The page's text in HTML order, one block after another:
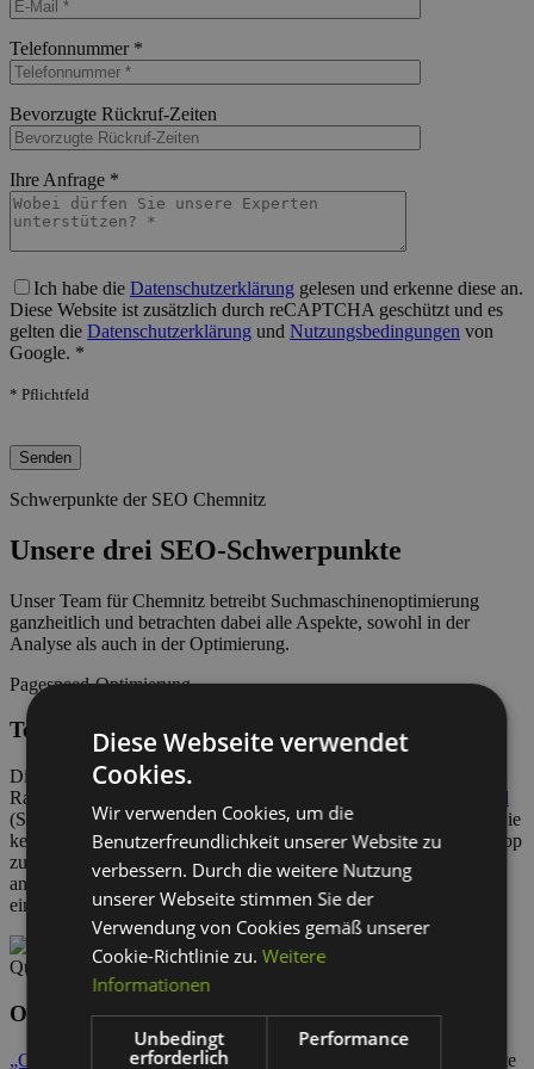
Telefonnummer *
Bevorzugte Rückruf-Zeiten
Ihre Anfrage *
Ich habe die Datenschutzerklärung gelesen und erkenne diese an.
Diese Website ist zusätzlich durch reCAPTCHA geschützt und es
gelten die Datenschutzerklärung und Nutzungsbedingungen von
Google. *
* Pflichtfeld
Schwerpunkte der SEO Chemnitz
Unsere drei SEO-Schwerpunkte
Unser Team für Chemnitz betreibt Suchmaschinenoptimierung
ganzheitlich und betrachten dabei alle Aspekte, sowohl in der
Analyse als auch in der Optimierung.
Pagespeed-Optimierung
Technische SEO
Die Performance Ihrer Website hat großen Einfluss auf Ihre
Rankings bei Google und anderen Suchmaschinen. Ihr
PageSpeed
(Seiten Ladegeschwindigkeit) ist dabei besonders wichtig, damit Sie
keine potenziellen Besucher verlieren, weil Ihre Webseite oder Shop
zu langsam laden. Die Technischen SEO-Experten für Chemnitz
analysieren dazu den Ist-Stand Ihrer Website & Shop und erstellt
eine ToDo-Liste zur Umsetzung.
Qualität & Quantität Ihrer Inhalte
Onpage-SEO inkl. KI-SEO
„Content is king“. Es ist wichtig, dass Google den Inhalt Ihrer Seite
Diese Webseite verwendet
Cookies.
Wir verwenden Cookies, um die
Benutzerfreundlichkeit unserer Website zu
verbessern. Durch die weitere Nutzung
unserer Webseite stimmen Sie der
Verwendung von Cookies gemäß unserer
Cookie-Richtlinie zu.Weitere
Informationen
Unbedingt
erforderlich
Performance